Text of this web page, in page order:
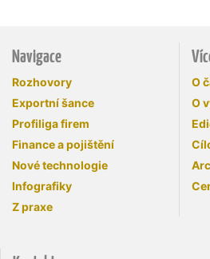
Navigace
Rozhovory
Exportní šance
Profiliga firem
Finance a pojištění
Nové technologie
Infografiky
Z praxe
O
O